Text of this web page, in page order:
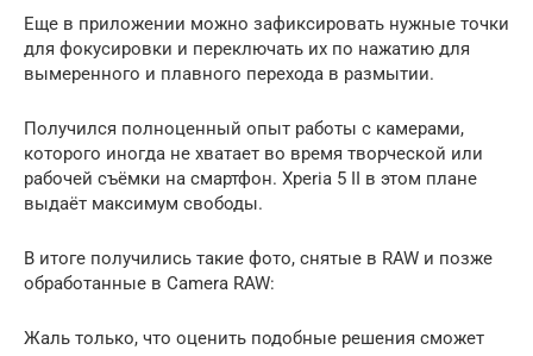
Еще в приложении можно зафиксировать нужные точки
для фокусировки и переключать их по нажатию для
вымеренного и плавного перехода в размытии.
Получился полноценный опыт работы с камерами,
которого иногда не хватает во время творческой или
рабочей съёмки на смартфон. Xperia 5 II в этом плане
выдаёт максимум свободы.
В итоге получились такие фото, снятые в RAW и позже
обработанные в Camera RAW:
Жаль только, что оценить подобные решения сможет